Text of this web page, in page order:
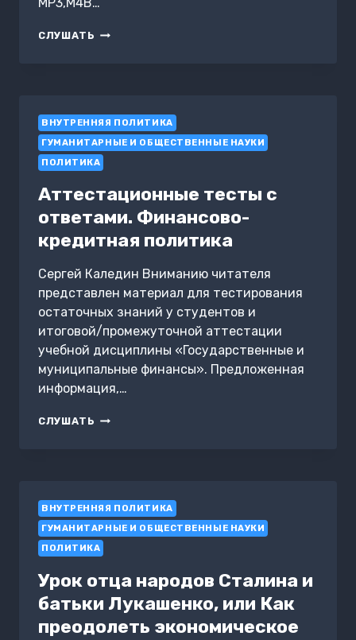
СЛУШАТЬ ПОСЛЕДНИЙ
РЕВОЛЮЦИИ
ВНУТРЕННЯЯ ПОЛИТИКА
ГУМАНИТАРНЫЕ И ОБЩЕСТВЕННЫЕ НАУКИ
ПОЛИТИКА
Аттестационные тесты с
ответами. Финансово-
кредитная политика
Сергей Каледин Вниманию читателя
представлен материал для тестирования
остаточных знаний у студентов и
итоговой/промежуточной аттестации
учебной дисциплины «Государственные и
муниципальные финансы». Предложенная
информация,…
СЛУШАТЬ АТТЕСТАЦИОННЫЕ
ПОЛИТИКА
ВНУТРЕННЯЯ ПОЛИТИКА
ГУМАНИТАРНЫЕ И ОБЩЕСТВЕННЫЕ НАУКИ
ПОЛИТИКА
Урок отца народов Сталина и
батьки Лукашенко, или Как
преодолеть экономическое